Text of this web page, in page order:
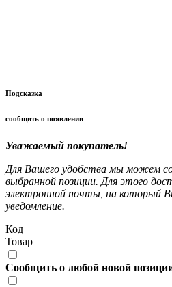
Подсказка
сообщить о появлении
Уважаемый покупатель!
Для Вашего удобства мы можем
выбранной позиции. Для этого
электронной почты, на который
уведомление.
Код
Товар
Сообщить о любой новой